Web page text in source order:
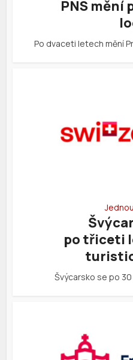
PNS mění
Po dvaceti letech mění
po třiceti
Švýcarsko se po